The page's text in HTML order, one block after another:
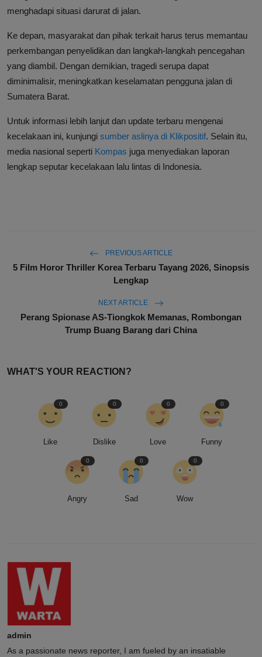
menghadapi situasi darurat di jalan.
Ke depan, masyarakat dan pihak terkait harus terus memantau
perkembangan penyelidikan dan langkah-langkah pencegahan
yang diambil. Dengan demikian, tragedi serupa dapat
diminimalisir, meningkatkan keselamatan pengguna jalan di
Sumatera Barat.
Untuk informasi lebih lanjut dan update terbaru mengenai
kecelakaan ini, kunjungi sumber aslinya di Klikpositif. Selain itu,
media nasional seperti Kompas juga menyediakan laporan
lengkap seputar kecelakaan lalu lintas di Indonesia.
PREVIOUS ARTICLE
5 Film Horor Thriller Korea Terbaru Tayang 2026, Sinopsis
Lengkap
NEXT ARTICLE
Perang Spionase AS-Tiongkok Memanas, Rombongan
Trump Buang Barang dari China
WHAT'S YOUR REACTION?
Like
0
Dislike
0
Love
0
Funny
0
Angry
0
Sad
0
Wow
0
admin
As a passionate news reporter, I am fueled by an insatiable